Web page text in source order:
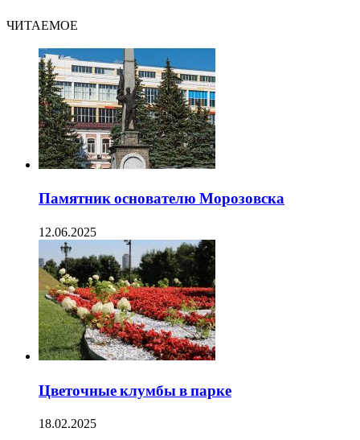
ЧИТАЕМОЕ
Памятник основателю Морозовска
12.06.2025
Цветочные клумбы в парке
18.02.2025